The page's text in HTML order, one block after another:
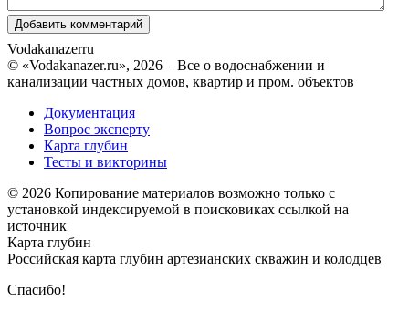
Vodakanazerru
© «Vodakanazer.ru», 2026 – Все о водоснабжении и
канализации частных домов, квартир и пром. объектов
Документация
Вопрос эксперту
Карта глубин
Тесты и викторины
© 2026 Копирование материалов возможно только с
установкой индексируемой в поисковиках ссылкой на
источник
Карта глубин
Российская карта глубин артезианских скважин и колодцев
Спасибо!